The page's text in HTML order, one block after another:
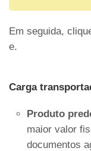
Em seguida,
e.
Carga
Produto
maior valor
documentos